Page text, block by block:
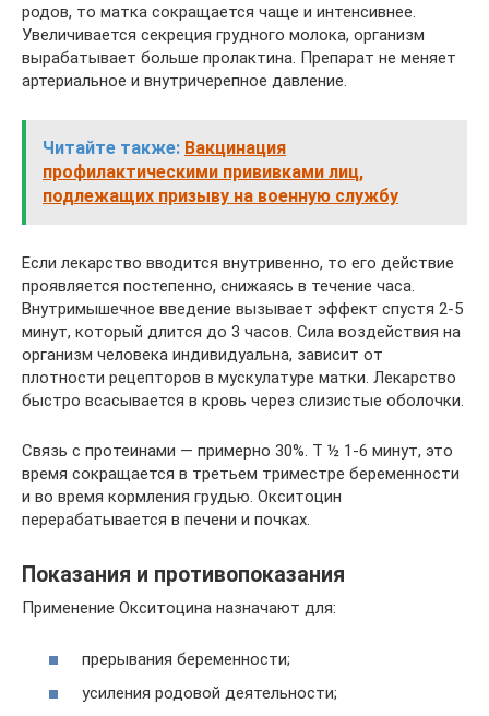
родов, то матка сокращается чаще и интенсивнее.
Увеличивается секреция грудного молока, организм
вырабатывает больше пролактина. Препарат не меняет
артериальное и внутричерепное давление.
Читайте также: Вакцинация
профилактическими прививками лиц,
подлежащих призыву на военную службу
Если лекарство вводится внутривенно, то его действие
проявляется постепенно, снижаясь в течение часа.
Внутримышечное введение вызывает эффект спустя 2-5
минут, который длится до 3 часов. Сила воздействия на
организм человека индивидуальна, зависит от
плотности рецепторов в мускулатуре матки. Лекарство
быстро всасывается в кровь через слизистые оболочки.
Связь с протеинами — примерно 30%. Т ½ 1-6 минут, это
время сокращается в третьем триместре беременности
и во время кормления грудью. Окситоцин
перерабатывается в печени и почках.
Показания и противопоказания
Применение Окситоцина назначают для:
прерывания беременности;
усиления родовой деятельности;